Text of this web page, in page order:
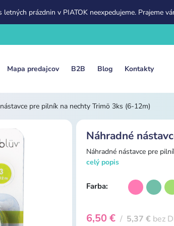
letných prázdnin v PIATOK neexpedujeme. Prajeme
Mapa predajcov B2B Blog Kontakty
pre pilník na nechty Trimö 3ks (6-12m)
Náhradné
Náhradné nástavce pre
celý popis
Farba:
6,50 € / 5,37 € bez